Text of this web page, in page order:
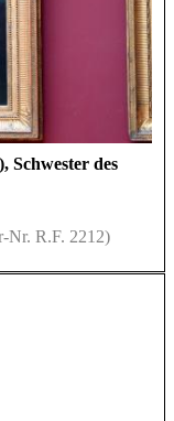
Schwester des
Nr. R.F. 2212)